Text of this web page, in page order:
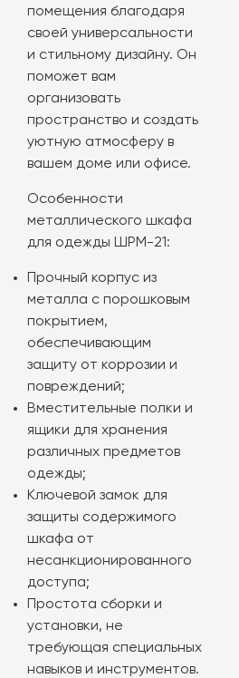
помещения благодаря
своей универсальности
и стильному дизайну. Он
поможет вам
организовать
пространство и создать
уютную атмосферу в
вашем доме или офисе.
Особенности
металлического шкафа
для одежды ШРМ-21:
Прочный корпус из
металла с порошковым
покрытием,
обеспечивающим
защиту от коррозии и
повреждений;
Вместительные полки и
ящики для хранения
различных предметов
одежды;
Ключевой замок для
защиты содержимого
шкафа от
несанкционированного
доступа;
Простота сборки и
установки, не
требующая специальных
навыков и инструментов.